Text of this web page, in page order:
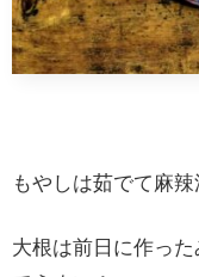
もやしは茹でて麻辣
大根は前日に作っ